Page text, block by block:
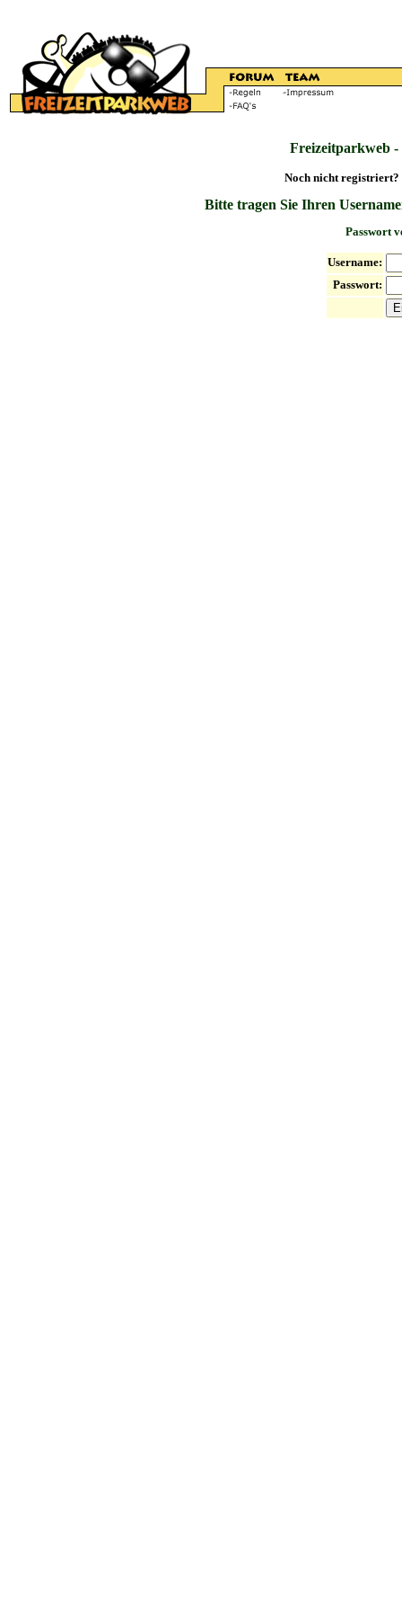
Freizeitparkweb
Noch nicht registriert?
Bitte tragen Sie Ihren
Passwort
Username:
Passwort: